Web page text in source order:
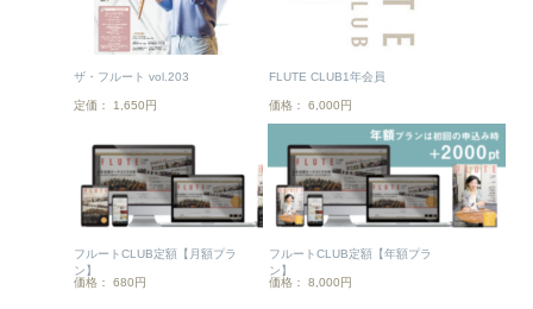
ザ・フルート vol.203
定価： 1,650円
FLUTE CLUB1年会員
価格： 6,000円
フルートCLUB定額【月額プラ
ン】
価格： 680円
フルートCLUB定額【年額プラ
ン】
価格： 8,000円